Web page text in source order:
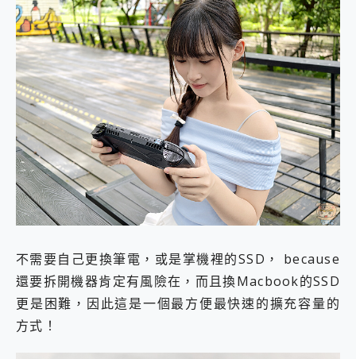
不需要自己更換筆電，或是掌機裡的SSD， because
還要拆開機器肯定有風險在，而且換Macbook的SSD
更是困難，因此這是一個最方便最快速的擴充容量的
方式！